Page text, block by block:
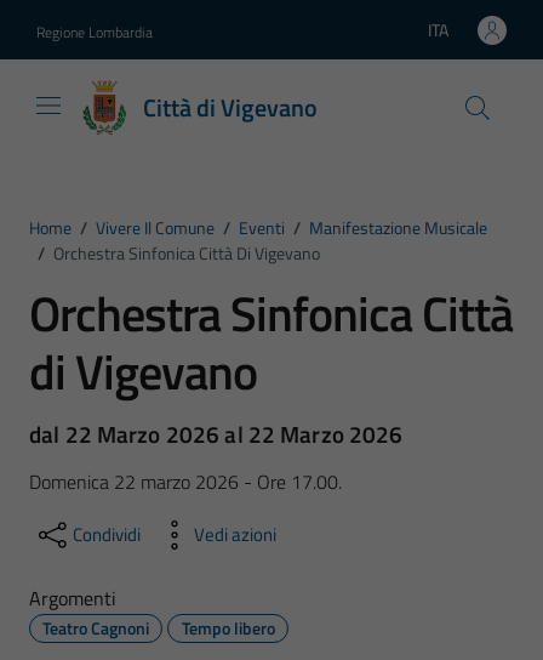
Regione Lombardia Lingua attiva:
ITA
Città di Vigevano
Home / Vivere Il Comune / Eventi / Manifestazione Musicale
/ Orchestra Sinfonica Città Di Vigevano
Orchestra Sinfonica Città
di Vigevano
dal 22 Marzo 2026 al 22 Marzo 2026
Domenica 22 marzo 2026 - Ore 17.00.
Condividi Vedi azioni
Argomenti
Teatro Cagnoni Tempo libero